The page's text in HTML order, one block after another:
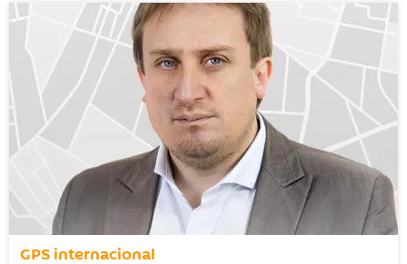
GPS internacional